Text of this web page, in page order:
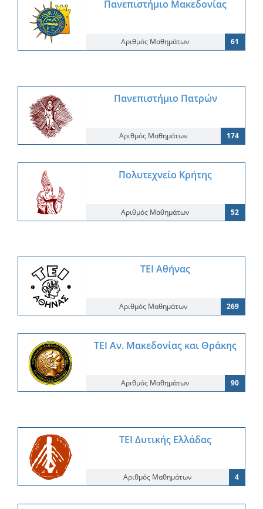
Πανεπιστήμιο Μακεδονίας
Αριθμός Μαθημάτων 61
Πανεπιστήμιο Πατρών
Αριθμός Μαθημάτων 174
Πολυτεχνείο Κρήτης
Αριθμός Μαθημάτων 52
ΤΕΙ Αθήνας
Αριθμός Μαθημάτων 269
ΤΕΙ Αν. Μακεδονίας και Θράκης
Αριθμός Μαθημάτων 90
ΤΕΙ Δυτικής Ελλάδας
Αριθμός Μαθημάτων 4